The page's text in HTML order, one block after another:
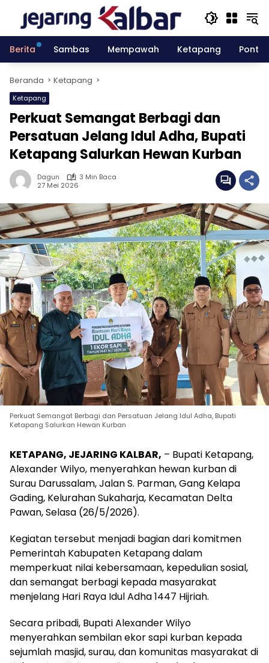
konten
Berita
Sambas Mempawah Ketapang
Beranda Ketapang
Ketapang
Perkuat Semangat Berbagi dan
Persatuan Jelang Idul Adha, Bupati
Ketapang Salurkan Hewan Kurban
Dagun
3 Min Baca
27 Mei 2026
Perkuat Semangat Berbagi dan Persatuan Jelang Idul Adha, Bupati
Ketapang Salurkan Hewan Kurban
KETAPANG, JEJARING KALBAR, – Bupati Ketapang,
Alexander Wilyo, menyerahkan hewan kurban di
Surau Darussalam, Jalan S. Parman, Gang Kelapa
Gading, Kelurahan Sukaharja, Kecamatan Delta
Pawan, Selasa (26/5/2026).
Kegiatan tersebut menjadi bagian dari komitmen
Pemerintah Kabupaten Ketapang dalam
memperkuat nilai kebersamaan, kepedulian sosial,
dan semangat berbagi kepada masyarakat
menjelang Hari Raya Idul Adha 1447 Hijriah.
Secara pribadi, Bupati Alexander Wilyo
menyerahkan sembilan ekor sapi kurban kepada
sejumlah masjid, surau, dan komunitas masyarakat di